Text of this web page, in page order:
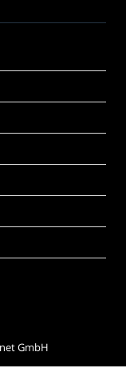
GmbH